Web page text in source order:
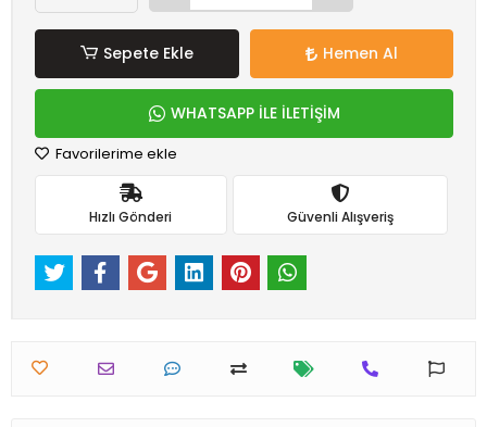
Sepete Ekle Hemen Al
WHATSAPP İLE İLETİŞİM
Favorilerime ekle
Hızlı Gönderi Güvenli Alışveriş